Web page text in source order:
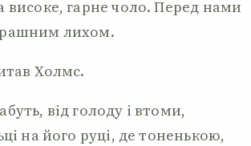
високе, гарне чоло. Перед нами
лихом.
Холмс.
від голоду і втоми,
на його руці, де тоненькою,